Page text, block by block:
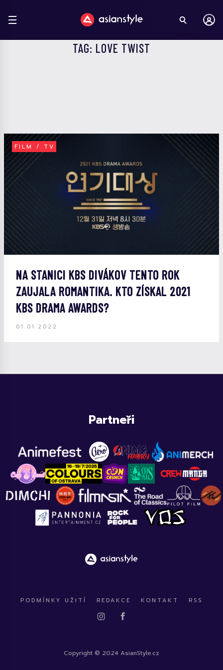
TAG: LOVE TWIST
FILM / TV
NA STANICI KBS DIVÁKOV TENTO ROK
ZAUJALA ROMANTIKA. KTO ZÍSKAL 2021
KBS DRAMA AWARDS?
01.01.2022
Partneři
PODMÍNKY UŽITÍ REDAKCE KONTAKT RSS
Copyright © 2024 AsianStyle.cz